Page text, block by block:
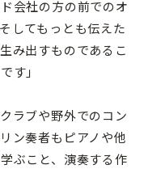
会社の方の前でのオ
してもっとも伝えた
み出すものであるこ
す」
ラブや野外でのコン
ン奏者もピアノや他
ぶこと、演奏する作